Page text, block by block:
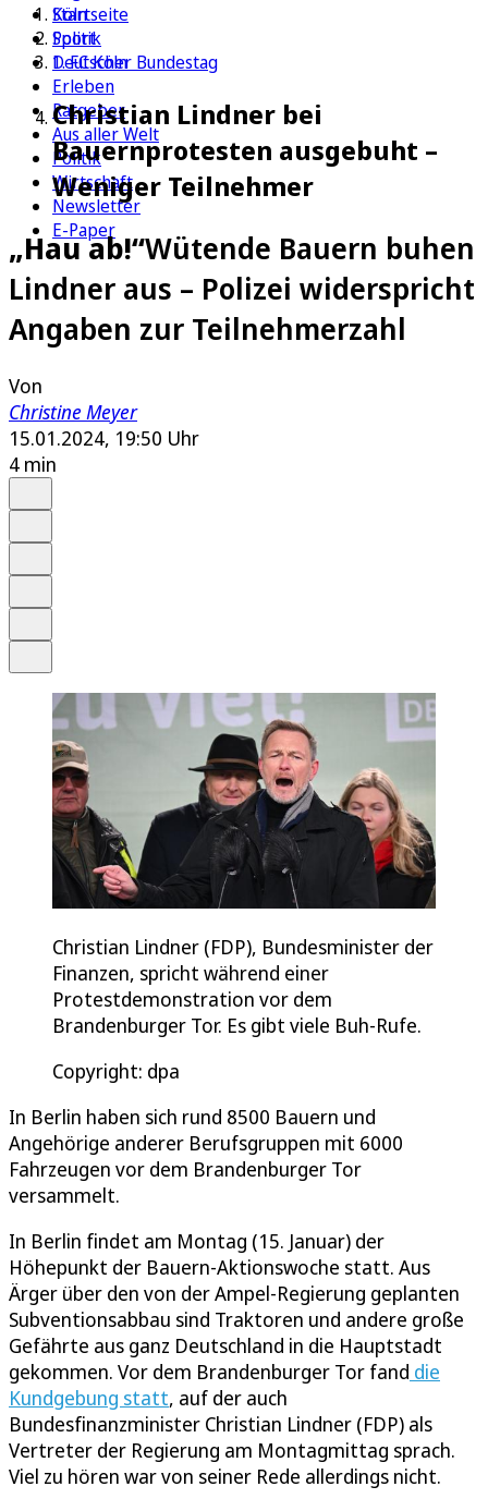
Köln
Sport
1. FC Köln
Erleben
Ratgeber
Aus aller Welt
Politik
Wirtschaft
Newsletter
E-Paper
Startseite
Politik
Deutscher Bundestag
Christian Lindner bei
Bauernprotesten ausgebuht –
Weniger Teilnehmer
„Hau ab!“Wütende Bauern buhen
Lindner aus – Polizei widerspricht
Angaben zur Teilnehmerzahl
Von
Christine Meyer
15.01.2024, 19:50 Uhr
4 min
Christian Lindner (FDP), Bundesminister der
Finanzen, spricht während einer
Protestdemonstration vor dem
Brandenburger Tor. Es gibt viele Buh-Rufe.
Copyright: dpa
In Berlin haben sich rund 8500 Bauern und
Angehörige anderer Berufsgruppen mit 6000
Fahrzeugen vor dem Brandenburger Tor
versammelt.
In Berlin findet am Montag (15. Januar) der
Höhepunkt der Bauern-Aktionswoche statt. Aus
Ärger über den von der Ampel-Regierung geplanten
Subventionsabbau sind Traktoren und andere große
Gefährte aus ganz Deutschland in die Hauptstadt
gekommen. Vor dem Brandenburger Tor fand die
Kundgebung statt, auf der auch
Bundesfinanzminister Christian Lindner (FDP) als
Vertreter der Regierung am Montagmittag sprach.
Viel zu hören war von seiner Rede allerdings nicht.